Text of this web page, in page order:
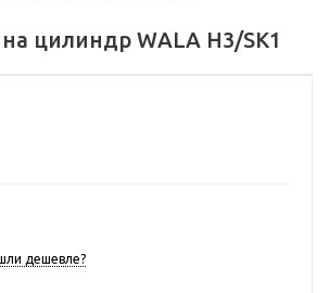
цилиндр WALA H3/SK1
дешевле?